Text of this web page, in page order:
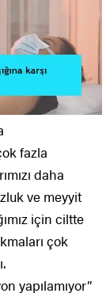
fazla
daha
ve meyyit
için ciltte
çok
yapılamıyor”